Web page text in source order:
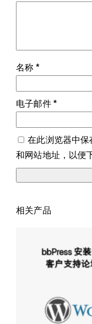
名称 *
电子邮件*
在此浏览器中
和网站地址，以便
相关产品